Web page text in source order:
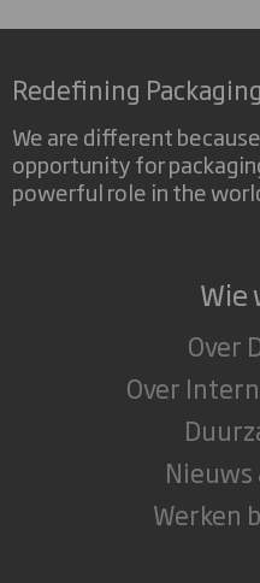
Redefining
We are different
opportunity for
powerful role in the
Wie
Over
Over
Nieuws
Werken